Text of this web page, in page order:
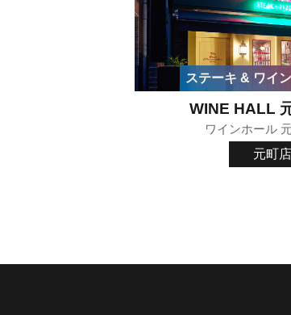
ステーキ & ワイ
WINE HALL
ワインホール
元町店